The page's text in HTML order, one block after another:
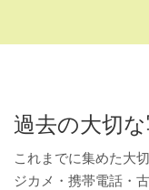
過去の大切
これまでに集めた大
ジカメ・携帯電話・